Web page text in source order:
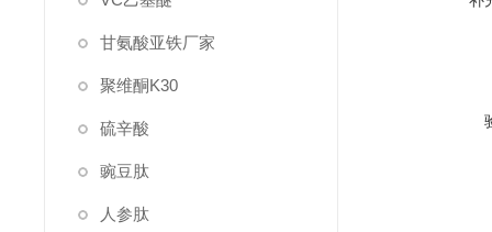
甘氨酸亚铁厂家
聚维酮K30
硫辛酸
豌豆肽
人参肽